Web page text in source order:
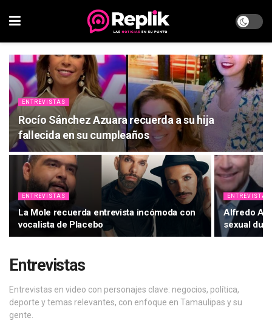
ENTREVISTAS
Rocío Sánchez Azuara recuerda a su hija
fallecida en su cumpleaños
ENTREVISTAS
La Mole recuerda entrevista incómoda con
vocalista de Placebo
ENTREVISTAS
Alfredo
sexual
Entrevistas
Entrevistas en video con personajes clave: negocios, política,
deporte y temas relevantes, con enfoque en Tamaulipas y su
gente.